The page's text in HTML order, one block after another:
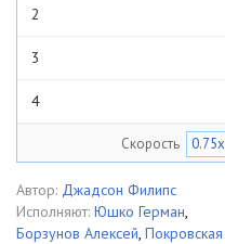
2
3
4
Скорость 0.75x
Автор: Джадсон Филипс
Исполняют: Юшко Герман,
Борзунов Алексей, Покровская